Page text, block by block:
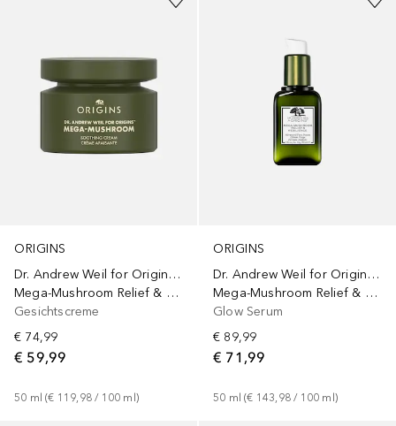
ORIGINS
Dr. Andrew Weil for Origins™
Mega-Mushroom Relief & Resilience Soothing Cream
Gesichtscreme
€ 74,99
€ 59,99
50 ml (€ 119,98 / 100 ml )
ORIGINS
Dr. Andrew Weil for Origins™
Mega-Mushroom Relief & Resilience Advanced Face Serum
Glow Serum
€ 89,99
€ 71,99
50 ml (€ 143,98 / 100 ml )